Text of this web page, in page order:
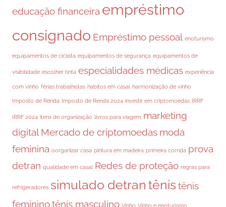
educação financeira empréstimo
consignado Empréstimo pessoal enoturismo
equipamentos de ciclista equipamentos de segurança equipamentos de
visibilidade escolher tinta especialidades médicas experiência
com vinho férias trabalhistas habitos em casal harmonização de vinho
Imposto de Renda Imposto de Renda 2024 investir em criptomoedas IRRF
IRRF 2024 itens de organização livros para viagem marketing
digital Mercado de criptomoedas moda
feminina oorganizar casa pintura em madeira primeira corrida prova
detran qualidade em casal Redes de proteção regras para
refrigeradores simulado detran tênis tênis
femininotênis masculino Vinho Vinho e enoturismo